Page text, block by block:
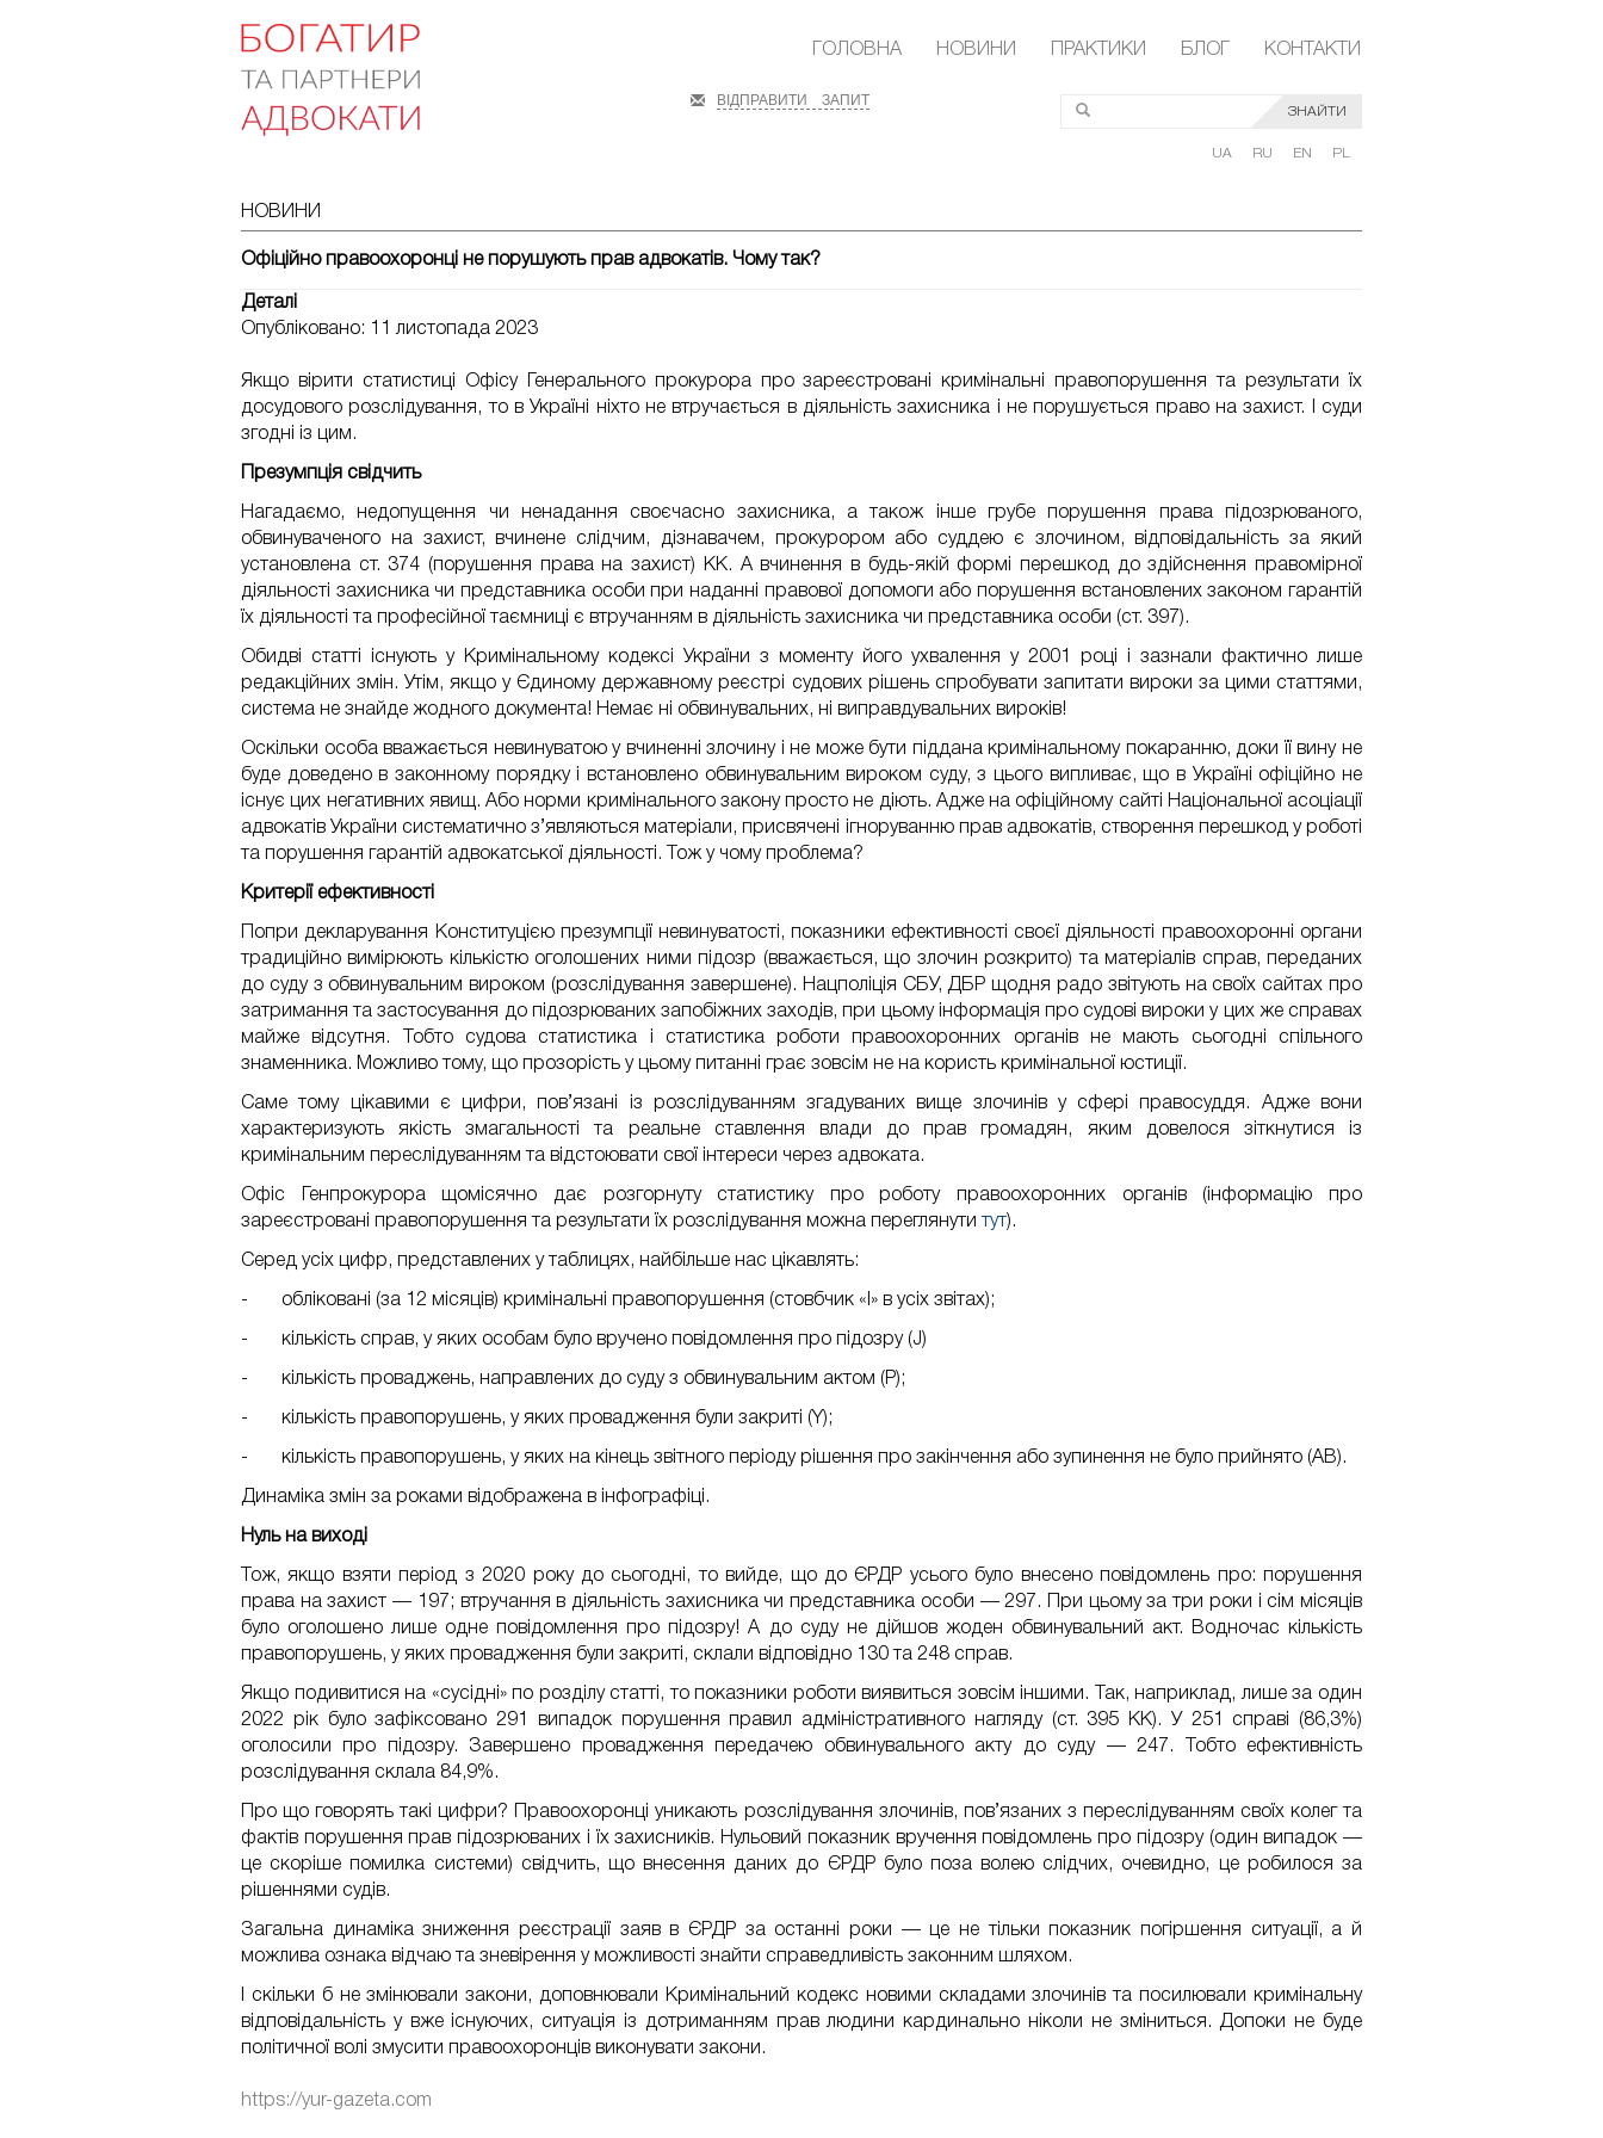
ГОЛОВНА НОВИНИ ПРАКТИКИ БЛОГ КОНТАКТИ
ВІДПРАВИТИ ЗАПИТ
ЗНАЙТИ
UA RU EN PL
НОВИНИ
Офіційно правоохоронці не порушують прав адвокатів. Чому так?
Деталі
Опубліковано: 11 листопада 2023
Якщо вірити статистиці Офісу Генерального прокурора про зареєстровані кримінальні правопорушення та результати їх
досудового розслідування, то в Україні ніхто не втручається в діяльність захисника і не порушується право на захист. І суди
згодні із цим.
Презумпція свідчить
Нагадаємо, недопущення чи ненадання своєчасно захисника, а також інше грубе порушення права підозрюваного,
обвинуваченого на захист, вчинене слідчим, дізнавачем, прокурором або суддею є злочином, відповідальність за який
установлена ст. 374 (порушення права на захист) КК. А вчинення в будь-якій формі перешкод до здійснення правомірної
діяльності захисника чи представника особи при наданні правової допомоги або порушення встановлених законом гарантій
їх діяльності та професійної таємниці є втручанням в діяльність захисника чи представника особи (ст. 397).
Обидві статті існують у Кримінальному кодексі України з моменту його ухвалення у 2001 році і зазнали фактично лише
редакційних змін. Утім, якщо у Єдиному державному реєстрі судових рішень спробувати запитати вироки за цими статтями,
система не знайде жодного документа! Немає ні обвинувальних, ні виправдувальних вироків!
Оскільки особа вважається невинуватою у вчиненні злочину і не може бути піддана кримінальному покаранню, доки її вину не
буде доведено в законному порядку і встановлено обвинувальним вироком суду, з цього випливає, що в Україні офіційно не
існує цих негативних явищ. Або норми кримінального закону просто не діють. Адже на офіційному сайті Національної асоціації
адвокатів України систематично з’являються матеріали, присвячені ігноруванню прав адвокатів, створення перешкод у роботі
та порушення гарантій адвокатської діяльності. Тож у чому проблема?
Критерії ефективності
Попри декларування Конституцією презумпції невинуватості, показники ефективності своєї діяльності правоохоронні органи
традиційно вимірюють кількістю оголошених ними підозр (вважається, що злочин розкрито) та матеріалів справ, переданих
до суду з обвинувальним вироком (розслідування завершене). Нацполіція СБУ, ДБР щодня радо звітують на своїх сайтах про
затримання та застосування до підозрюваних запобіжних заходів, при цьому інформація про судові вироки у цих же справах
майже відсутня. Тобто судова статистика і статистика роботи правоохоронних органів не мають сьогодні спільного
знаменника. Можливо тому, що прозорість у цьому питанні грає зовсім не на користь кримінальної юстиції.
Саме тому цікавими є цифри, пов’язані із розслідуванням згадуваних вище злочинів у сфері правосуддя. Адже вони
характеризують якість змагальності та реальне ставлення влади до прав громадян, яким довелося зіткнутися із
кримінальним переслідуванням та відстоювати свої інтереси через адвоката.
Офіс Генпрокурора щомісячно дає розгорнуту статистику про роботу правоохоронних органів (інформацію про
зареєстровані правопорушення та результати їх розслідування можна переглянутитут).
Серед усіх цифр, представлених у таблицях, найбільше нас цікавлять:
- обліковані (за 12 місяців) кримінальні правопорушення (стовбчик «I» в усіх звітах);
- кількість справ, у яких особам було вручено повідомлення про підозру (J)
- кількість проваджень, направлених до суду з обвинувальним актом (P);
- кількість правопорушень, у яких провадження були закриті (Y);
- кількість правопорушень, у яких на кінець звітного періоду рішення про закінчення або зупинення не було прийнято (AB).
Динаміка змін за роками відображена в інфографіці.
Нуль на виході
Тож, якщо взяти період з 2020 року до сьогодні, то вийде, що до ЄРДР усього було внесено повідомлень про: порушення
права на захист — 197; втручання в діяльність захисника чи представника особи — 297. При цьому за три роки і сім місяців
було оголошено лише одне повідомлення про підозру! А до суду не дійшов жоден обвинувальний акт. Водночас кількість
правопорушень, у яких провадження були закриті, склали відповідно 130 та 248 справ.
Якщо подивитися на «сусідні» по розділу статті, то показники роботи виявиться зовсім іншими. Так, наприклад, лише за один
2022 рік було зафіксовано 291 випадок порушення правил адміністративного нагляду (ст. 395 КК). У 251 справі (86,3%)
оголосили про підозру. Завершено провадження передачею обвинувального акту до суду — 247. Тобто ефективність
розслідування склала 84,9%.
Про що говорять такі цифри? Правоохоронці уникають розслідування злочинів, пов’язаних з переслідуванням своїх колег та
фактів порушення прав підозрюваних і їх захисників. Нульовий показник вручення повідомлень про підозру (один випадок —
це скоріше помилка системи) свідчить, що внесення даних до ЄРДР було поза волею слідчих, очевидно, це робилося за
рішеннями судів.
Загальна динаміка зниження реєстрації заяв в ЄРДР за останні роки — це не тільки показник погіршення ситуації, а й
можлива ознака відчаю та зневірення у можливості знайти справедливість законним шляхом.
І скільки б не змінювали закони, доповнювали Кримінальний кодекс новими складами злочинів та посилювали кримінальну
відповідальність у вже існуючих, ситуація із дотриманням прав людини кардинально ніколи не зміниться. Допоки не буде
політичної волі змусити правоохоронців виконувати закони.
https://yur-gazeta.com